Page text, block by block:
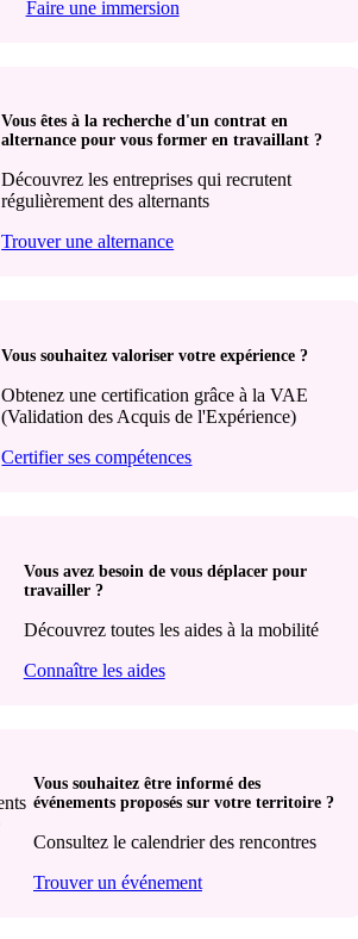
Faire une immersion
Vous êtes à la recherche d'un contrat en
alternance pour vous former en travaillant ?
Découvrez les entreprises qui recrutent
régulièrement des alternants
Trouver une alternance
Vous souhaitez valoriser votre expérience ?
Obtenez une certification grâce à la VAE
(Validation des Acquis de l'Expérience)
Certifier ses compétences
Vous avez besoin de vous déplacer pour
travailler ?
Découvrez toutes les aides à la mobilité
Connaître les aides
Vous souhaitez être informé des
événements proposés sur votre territoire ?
Consultez le calendrier des rencontres
Trouver un événement